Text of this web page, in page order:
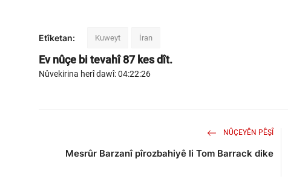
Etîketan: Kuweyt İran
Ev nûçe bi tevahî87kes dît.
Nûvekirina herî dawî: 04:22:26
NÛÇEYÊN PÊŞÎ
Mesrûr Barzanî pîrozbahiyê li Tom Barrack dike